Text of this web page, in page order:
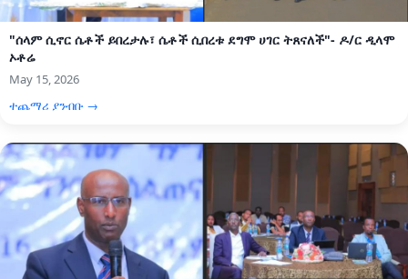
"ሰላም ሲኖር ሴቶች ይበረታሉ፣ ሴቶች ሲበረቱ ደግሞ ሀገር ትጸናለች"- ዶ/ር ዲላሞ
ኦቶሬ
May 15, 2026
ተጨማሪ ያንብቡ →